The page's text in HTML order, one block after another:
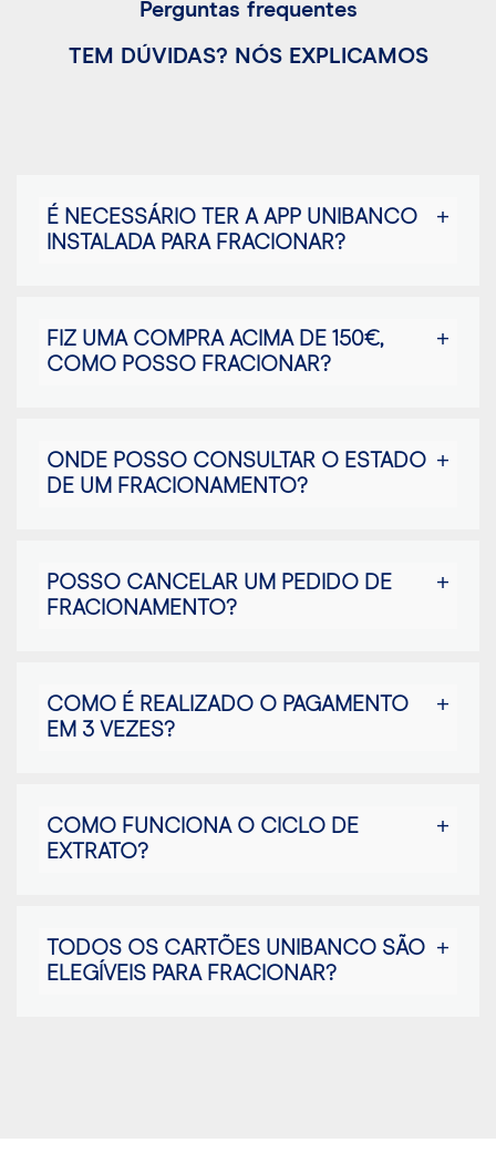
Perguntas frequentes
TEM DÚVIDAS? NÓS EXPLICAMOS
É NECESSÁRIO TER A APP UNIBANCO
INSTALADA PARA FRACIONAR?
FIZ UMA COMPRA ACIMA DE 150€,
COMO POSSO FRACIONAR?
ONDE POSSO CONSULTAR O ESTADO
DE UM FRACIONAMENTO?
POSSO CANCELAR UM PEDIDO DE
FRACIONAMENTO?
COMO É REALIZADO O PAGAMENTO
EM 3 VEZES?
COMO FUNCIONA O CICLO DE
EXTRATO?
TODOS OS CARTÕES UNIBANCO SÃO
ELEGÍVEIS PARA FRACIONAR?